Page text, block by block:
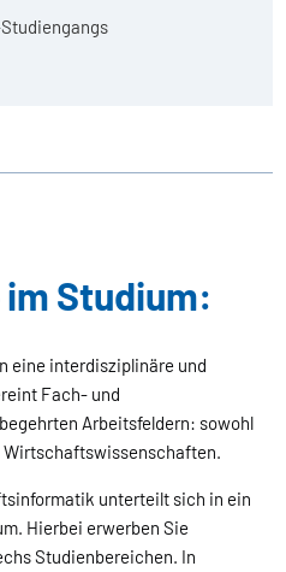
im Studium:
eine interdisziplinäre und
Fach- und
Arbeitsfeldern: sowohl
unterteilt sich in ein
Hierbei erwerben Sie
Studienbereichen. In